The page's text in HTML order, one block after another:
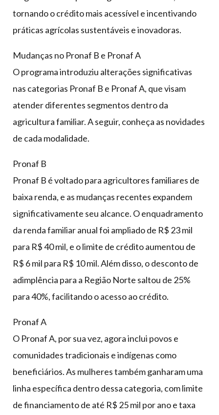
tornando o crédito mais acessível e incentivando
práticas agrícolas sustentáveis e inovadoras.
Mudanças no Pronaf B e Pronaf A
O programa introduziu alterações significativas
nas categorias Pronaf B e Pronaf A, que visam
atender diferentes segmentos dentro da
agricultura familiar. A seguir, conheça as novidades
de cada modalidade.
Pronaf B
Pronaf B é voltado para agricultores familiares de
baixa renda, e as mudanças recentes expandem
significativamente seu alcance. O enquadramento
da renda familiar anual foi ampliado de R$ 23 mil
para R$ 40 mil, e o limite de crédito aumentou de
R$ 6 mil para R$ 10 mil. Além disso, o desconto de
adimplência para a Região Norte saltou de 25%
para 40%, facilitando o acesso ao crédito.
Pronaf A
O Pronaf A, por sua vez, agora inclui povos e
comunidades tradicionais e indígenas como
beneficiários. As mulheres também ganharam uma
linha específica dentro dessa categoria, com limite
de financiamento de até R$ 25 mil por ano e taxa